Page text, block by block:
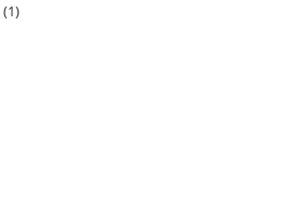
(1)